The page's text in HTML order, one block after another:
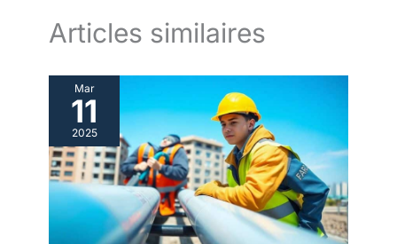
Articles similaires
Mar
11
2025